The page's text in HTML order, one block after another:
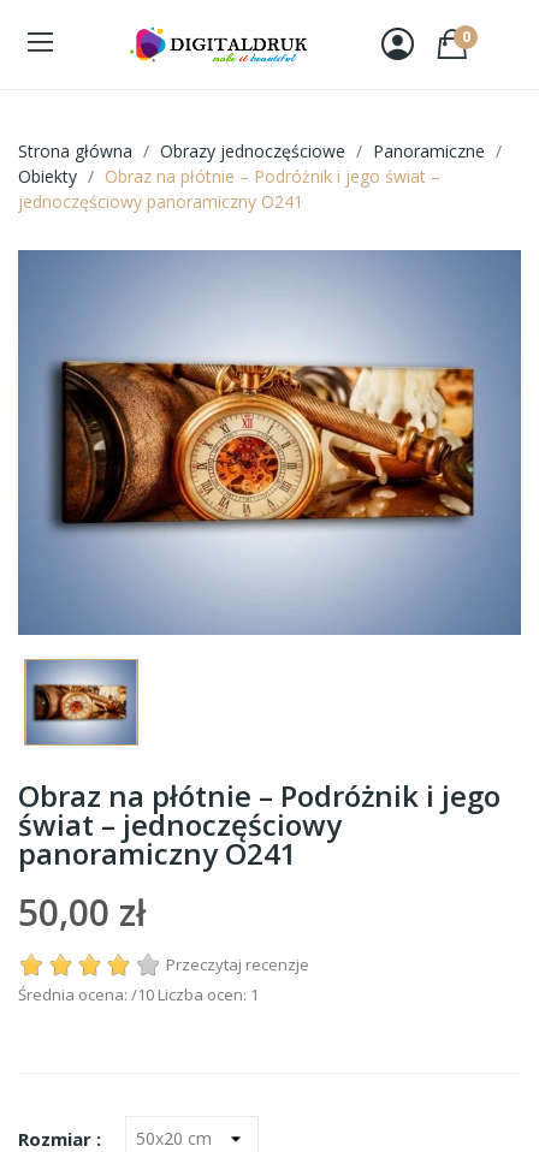
0
Strona główna Obrazy jednoczęściowe
Panoramiczne
Obiekty
Obraz na płótnie – Podróżnik i jego świat –
jednoczęściowy panoramiczny O241
Obraz na płótnie – Podróżnik i jego
świat – jednoczęściowy
panoramiczny O241
50,00 zł
Przeczytaj recenzje
Średnia ocena: /10 Liczba ocen: 1
Rozmiar :